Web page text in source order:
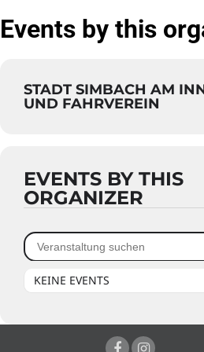
Events by this
STADT SIMBACH AM
UND FAHRVEREIN
EVENTS BY THIS
ORGANIZER
KEINE EVENTS